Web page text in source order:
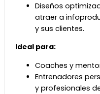
Diseños
atraer a
y sus clientes.
Ideal para:
Coaches y
Entrenadores
y profesionales